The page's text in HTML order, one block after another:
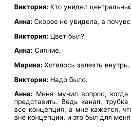
Виктория: Кто увидел
Анна:Скорее не увидела, а
Виктория: Цвет был?
Анна: Сияние.
Марина: Хотелось залезть внутрь.
Виктория: Надо было.
Анна: Меня мучил вопрос,
представить. Ведь канал,
все концепция, а мне кажется,
вне концепции, и это был для